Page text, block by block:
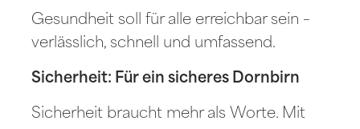
Gesundheit soll für alle erreichbar sein –
verlässlich, schnell und umfassend.
Sicherheit: Für ein sicheres Dornbirn
Sicherheit braucht mehr als Worte. Mit